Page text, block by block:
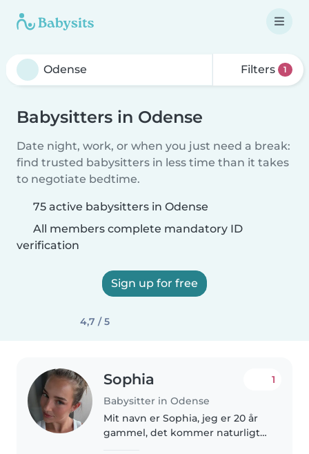
Filters 1
Babysitters in Odense
Date night, work, or when you just need a break:
find trusted babysitters in less time than it takes
to negotiate bedtime.
75 active babysitters in Odense
All members complete mandatory ID
verification
Sign up for free
4,7 / 5
Sophia
Babysitter in Odense
1
Mit navn er Sophia, jeg er 20 år
gammel, det kommer naturligt